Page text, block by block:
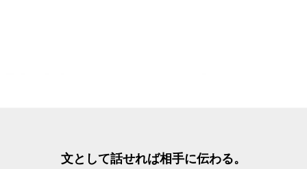
文として話せれば相手に伝わる。